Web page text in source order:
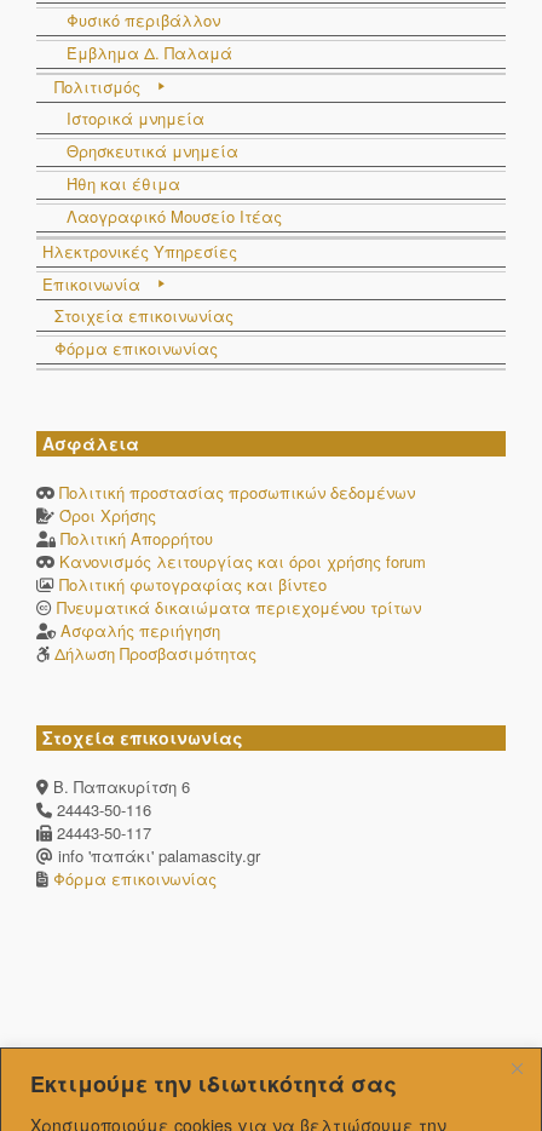
Εκτιμούμε την ιδιωτικότητά σας
Χρησιμοποιούμε cookies για να βελτιώσουμε την
Φυσικό περιβάλλον
Έμβλημα Δ. Παλαμά
Πολιτισμός
Ιστορικά μνημεία
Θρησκευτικά μνημεία
Ήθη και έθιμα
Λαογραφικό Μουσείο Ιτέας
Ηλεκτρονικές Υπηρεσίες
Επικοινωνία
Στοιχεία επικοινωνίας
Φόρμα επικοινωνίας
Ασφάλεια
Πολιτική προστασίας προσωπικών δεδομένων
Όροι Χρήσης
Πολιτική Απορρήτου
Κανονισμός λειτουργίας και όροι χρήσης forum
Πολιτική φωτογραφίας και βίντεο
Πνευματικά δικαιώματα περιεχομένου τρίτων
Ασφαλής περιήγηση
Δήλωση Προσβασιμότητας
Στοχεία επικοινωνίας
Β. Παπακυρίτση 6
24443-50-116
24443-50-117
info 'παπάκι' palamascity.gr
Φόρμα επικοινωνίας